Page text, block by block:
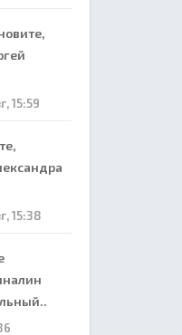
15:59
15:38